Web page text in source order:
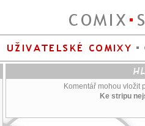
Komentář mohou vložit
Ke stripu